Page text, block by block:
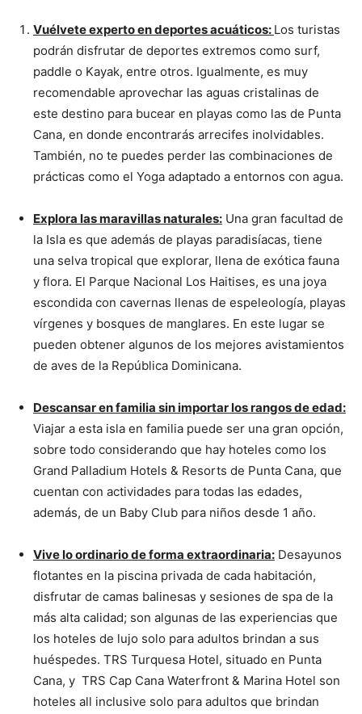
Vuélvete experto en deportes acuáticos: Los turistas
podrán disfrutar de deportes extremos como surf,
paddle o Kayak, entre otros. Igualmente, es muy
recomendable aprovechar las aguas cristalinas de
este destino para bucear en playas como las de Punta
Cana, en donde encontrarás arrecifes inolvidables.
También, no te puedes perder las combinaciones de
prácticas como el Yoga adaptado a entornos con agua.
Explora las maravillas naturales: Una gran facultad de
la Isla es que además de playas paradisíacas, tiene
una selva tropical que explorar, llena de exótica fauna
y flora. El Parque Nacional Los Haitises, es una joya
escondida con cavernas llenas de espeleología, playas
vírgenes y bosques de manglares. En este lugar se
pueden obtener algunos de los mejores avistamientos
de aves de la República Dominicana.
Descansar en familia sin importar los rangos de edad:
Viajar a esta isla en familia puede ser una gran opción,
sobre todo considerando que hay hoteles como los
Grand Palladium Hotels & Resorts de Punta Cana, que
cuentan con actividades para todas las edades,
además, de un Baby Club para niños desde 1 año.
Vive lo ordinario de forma extraordinaria: Desayunos
flotantes en la piscina privada de cada habitación,
disfrutar de camas balinesas y sesiones de spa de la
más alta calidad; son algunas de las experiencias que
los hoteles de lujo solo para adultos brindan a sus
huéspedes. TRS Turquesa Hotel, situado en Punta
Cana, y TRS Cap Cana Waterfront & Marina Hotel son
hoteles all inclusive solo para adultos que brindan